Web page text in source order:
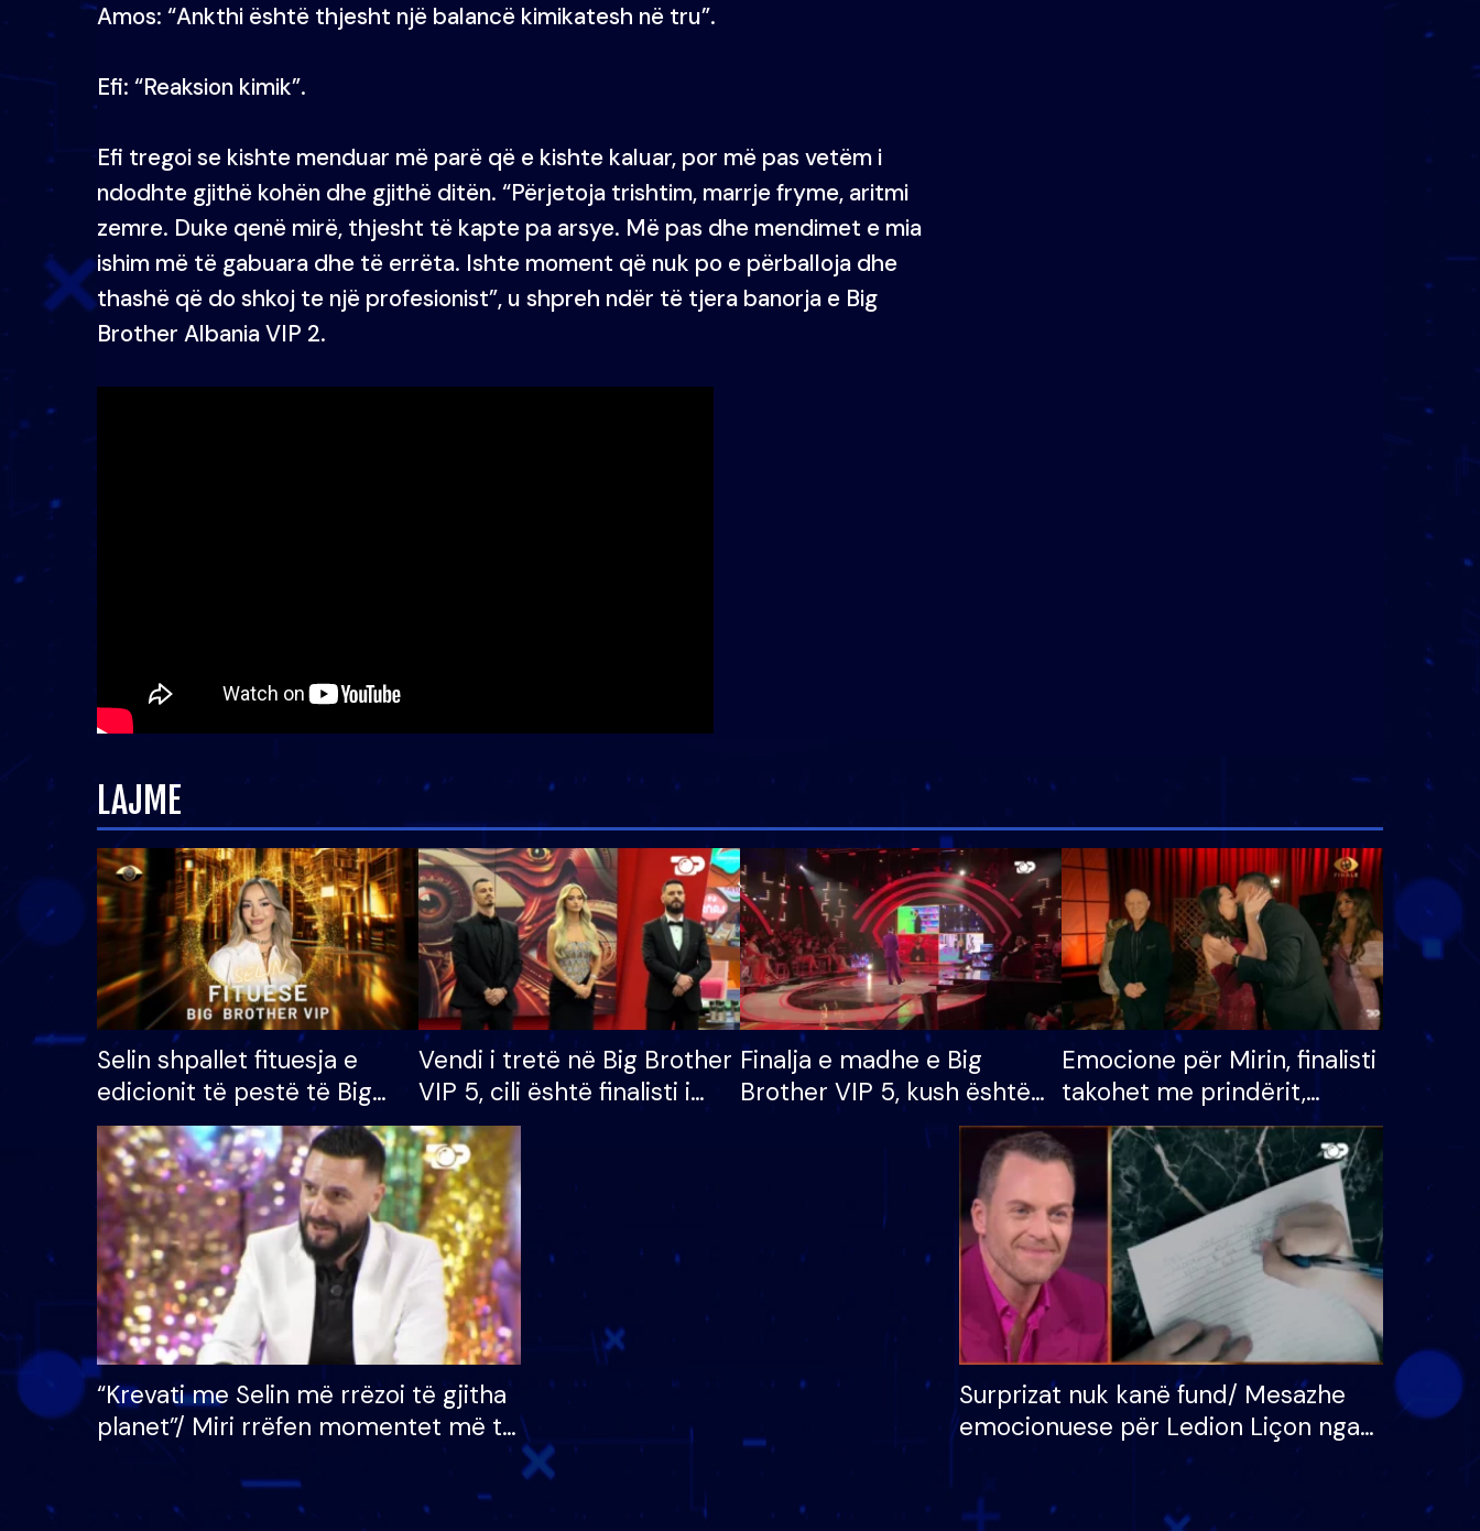
Amos: “Ankthi është thjesht një balancë kimikatesh në tru”.
Efi: “Reaksion kimik”.
Efi tregoi se kishte menduar më parë që e kishte kaluar, por më pas vetëm i
ndodhte gjithë kohën dhe gjithë ditën. “Përjetoja trishtim, marrje fryme, aritmi
zemre. Duke qenë mirë, thjesht të kapte pa arsye. Më pas dhe mendimet e mia
ishim më të gabuara dhe të errëta. Ishte moment që nuk po e përballoja dhe
thashë që do shkoj te një profesionist”, u shpreh ndër të tjera banorja e Big
Brother Albania VIP 2.
LAJME
Selin shpallet fituesja e
edicionit të pestë të Big
Brother VIP, rrëmben
çmimin e madh prej 100
mijë eurosh
Vendi i tretë në Big Brother
VIP 5, cili është finalisti i
radhës që lë shtëpinë
Finalja e madhe e Big
Brother VIP 5, kush është
banori i parë që lë shtëpinë
dhe humb mundësinë për
të fituar çmimin e madh
Emocione për Mirin, finalisti
takohet me prindërit,
vajzën dhe bashkëshorten:
S’kemi ndonjë letër divorci
apo jo?
“Krevati me Selin më rrëzoi të gjitha
planet”/ Miri rrëfen momentet më të
bukura në shtëpinë e BB VIP: Do më
mungojë zilja e mëngjesit kur…
Surprizat nuk kanë fund/ Mesazhe
emocionuese për Ledion Liçon nga
nëna dhe fëmijët e tij, moderatori
nuk i mban dot lotët: Nuk meritoj…